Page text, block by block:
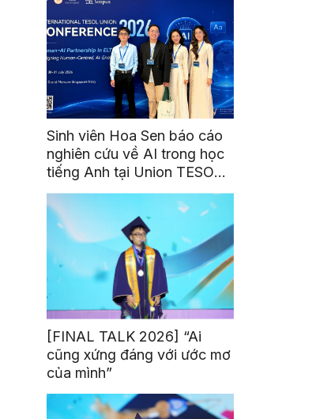
Sinh viên Hoa Sen báo cáo
nghiên cứu về AI trong học
tiếng Anh tại Union TESOL
2026 ở Singapore
[FINAL TALK 2026] “Ai
cũng xứng đáng với ước mơ
của mình”